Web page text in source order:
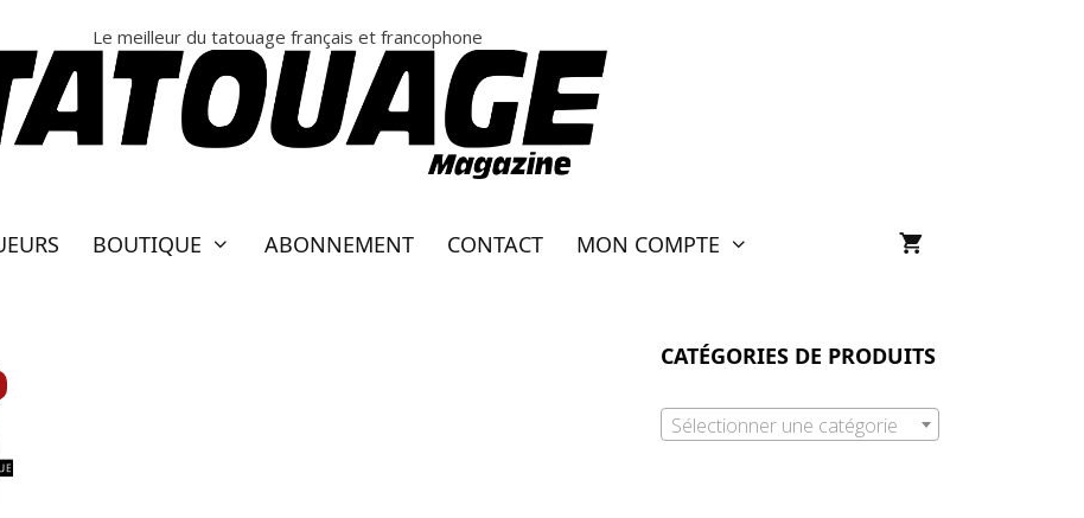
Le meilleur du tatouage français et francophone
BOUTIQUE ABONNEMENT CONTACT MON COMPTE
CATÉGORIES DE PRODUITS
Sélectionner une catégorie